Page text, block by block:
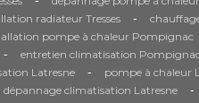
radiateur Tresses -
pompe à chaleur Pompignac
- entretien climatisation
Latresne - pompe à chaleur
dépannage climatisation Latresne -